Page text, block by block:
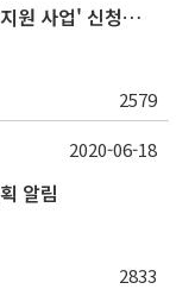
2020-2학기 '글로벌 초우수 인재 정착지원 사업' 신청서 접수 안내
2579
알림
2833
2020-06-18